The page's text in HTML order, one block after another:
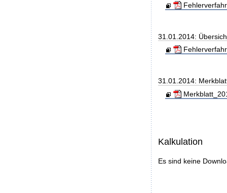
31.01.2014:
31.01.2014:
Kalkulation
Es sind keine